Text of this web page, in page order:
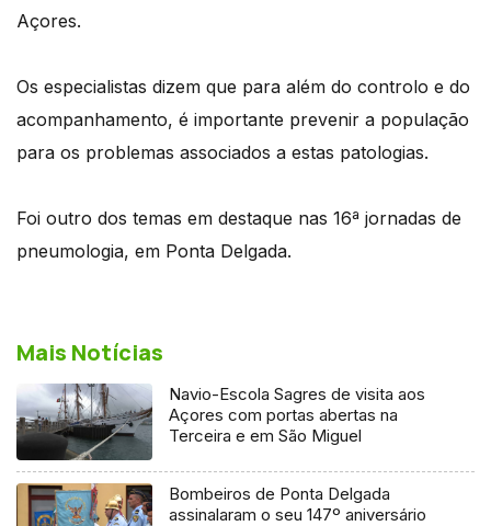
Açores.
Os especialistas dizem que para além do controlo e do
acompanhamento, é importante prevenir a população
para os problemas associados a estas patologias.
Foi outro dos temas em destaque nas 16ª jornadas de
pneumologia, em Ponta Delgada.
Mais Notícias
Navio-Escola Sagres de visita aos
Açores com portas abertas na
Terceira e em São Miguel
Bombeiros de Ponta Delgada
assinalaram o seu 147º aniversário